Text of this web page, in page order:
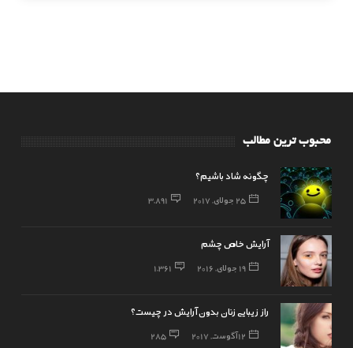
محبوب ترین مطالب
چگونه شاد باشیم؟
25 جولای, 2017 3,891
آرایش خاص چشم
19 جولای, 2016 1,361
راز زیبایی زنان بدون آرایش در چیست؟
12 آگوست, 2017 285